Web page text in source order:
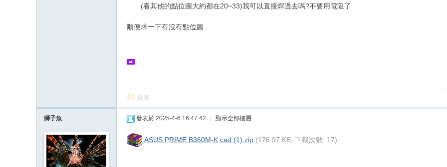
(看其他的點位圖大約都在20~33)我可以直接焊過去嗎?不要用電阻了
順便求一下有沒有點位圖
回覆
獅子魚 發表於 2025-4-6 16:47:42 顯示全部樓層
ASUS PRIME B360M-K.cad (1).zip (176.97 KB, 下載次數: 17)